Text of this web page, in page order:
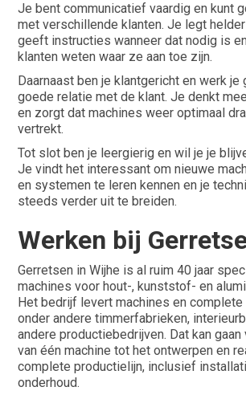
Je bent communicatief vaardig en kunt
met verschillende klanten. Je legt
geeft instructies wanneer dat nodig is
klanten weten waar ze aan toe zijn.
Daarnaast ben je klantgericht en werk je
goede relatie met de klant. Je denkt
en zorgt dat machines weer optimaal
vertrekt.
Tot slot ben je leergierig en wil je je
Je vindt het interessant om nieuwe
en systemen te leren kennen en je
steeds verder uit te breiden.
Werken bij
Gerretsen in Wijhe is al ruim 40 jaar
machines voor hout-, kunststof- en
Het bedrijf levert machines en
onder andere timmerfabrieken,
andere productiebedrijven. Dat kan gaan
van één machine tot het ontwerpen en
complete productielijn, inclusief
onderhoud.